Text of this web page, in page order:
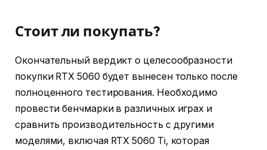
Стоит ли покупать?
Окончательный вердикт о целесообразности
покупки RTX 5060 будет вынесен только после
полноценного тестирования. Необходимо
провести бенчмарки в различных играх и
сравнить производительность с другими
моделями, включая RTX 5060 Ti, которая